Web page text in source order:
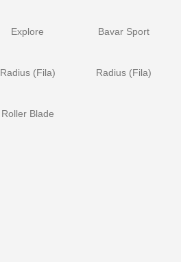
Explore
Radius (Fila)
Roller Blade
Bavar Sport
Radius (Fila)